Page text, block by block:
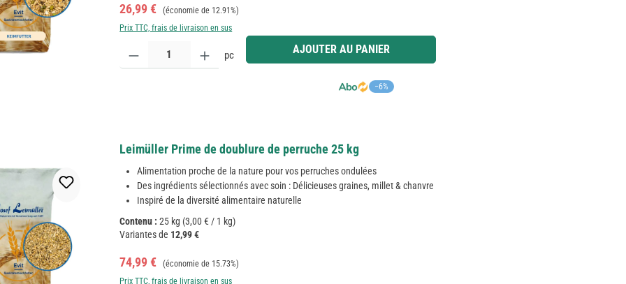
Prix de vente :
26,99 € Prix régulier :
(économie de 12.91%)
Prix TTC, frais de livraison en sus
−6%
Quantité de produit : Entrez la quantité souhaitée ou utilisez les boutons pour augmenter ou diminuer la quantité.
pc AJOUTER AU PANIER
Leimüller Prime de doublure de perruche 25 kg
Alimentation proche de la nature pour vos perruches ondulées
Des ingrédients sélectionnés avec soin : Délicieuses graines, millet & chanvre
Inspiré de la diversité alimentaire naturelle
Contenu :25 kg (3,00 € / 1 kg)
Variantes de 12,99 €
Prix de vente :
74,99 € Prix régulier :
(économie de 15.73%)
Prix TTC, frais de livraison en sus